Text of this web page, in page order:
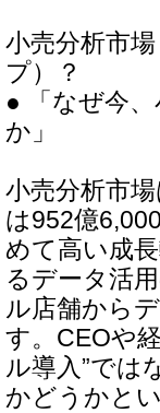
小売分析市
プ）？
● 「なぜ今
か」
小売分析市
は952億
めて高い成
るデータ活
ル店舗から
す。CEOや
ル導入”では
かどうかと